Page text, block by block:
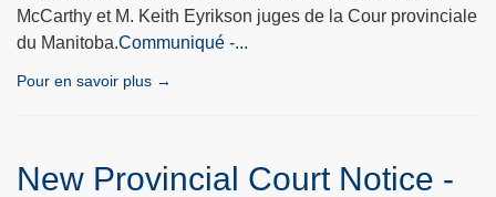
McCarthy et M. Keith Eyrikson juges de la Cour provinciale
du Manitoba.Communiqué -...
Pour en savoir plus →
New Provincial Court Notice -